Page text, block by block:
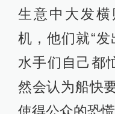
生意中大发
机，他们就“发
水手们自己都
然会认为船快
使得公众的恐慌